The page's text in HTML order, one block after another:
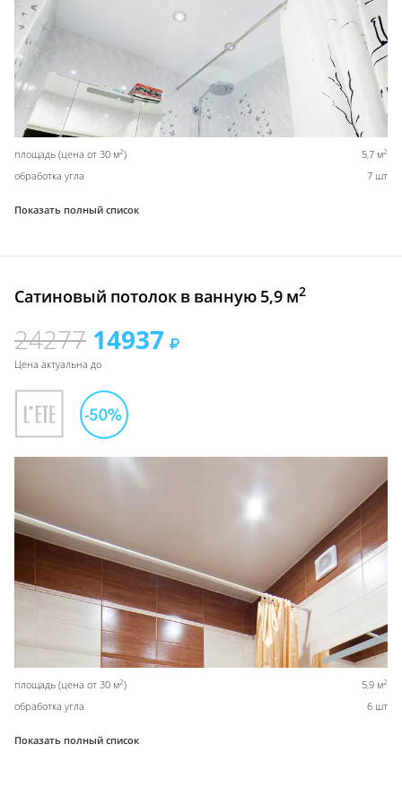
площадь (цена от 30 м2) 5,7 м2
обработка угла 7 шт
Показать полный список
Сатиновый потолок в ванную 5,9 м2
24277 14937
Цена актуальна до
площадь (цена от 30 м2) 5,9 м2
обработка угла 6 шт
Показать полный список